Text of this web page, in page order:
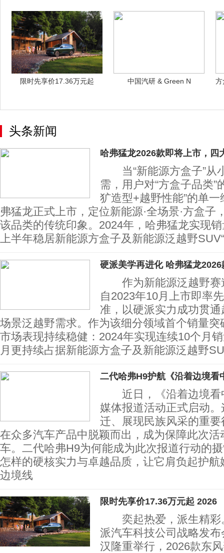
限时先享价17.36万元起
中国汽研 & Green N 方
头条新闻
哈弗猛龙2026款即将上市，四
当“新能源方盒子”从
需，用户对“方盒子品类”
犷造型+越野性能”的单
弗猛龙正式上市，定位新能源·全场景·方盒子
该品类的传统印象。2024年，哈弗猛龙实现
上半年稳居新能源方盒子及新能源泛越野SUV“
硬派美学再进化 哈弗猛龙2026
作为新能源泛越野赛
自2023年10月上市即率
准，以硬派实力成功贯
场景泛越野需求。作为该细分领域首个销量
市场表现持续稳健：2024年实现连续10个月
月更持续占据新能源方盒子及新能源泛越野SU
二代哈弗H9护航《沿着边境看
近日，《沿着边境看
媒体报道活动正式启动
迁、展现民族风采的重
在众多汽车产品中脱颖而出，成为保障此次
车。二代哈弗H9为何能成为此次报道行动的
怎样的硬核实力与卓越品质，让它肩负起护
边境线
限时先享价17.36万元起 2026
奕起热爱，派生精彩
派汽车科技公司战略发
汉隆重举行，2026款东